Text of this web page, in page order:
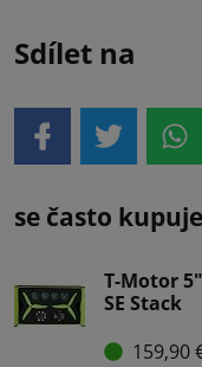
Sdílet na
se často
T-Motor 5"
SE Stack
159,90